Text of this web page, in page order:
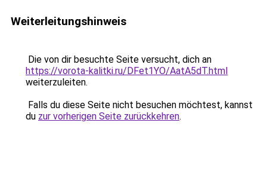
Weiterleitungshinweis
Die von dir besuchte Seite versucht, dich an
https://vorota-kalitki.ru/DFet1YO/AatA5dT.html
weiterzuleiten.
Falls du diese Seite nicht besuchen möchtest, kannst
du zur vorherigen Seite zurückkehren.